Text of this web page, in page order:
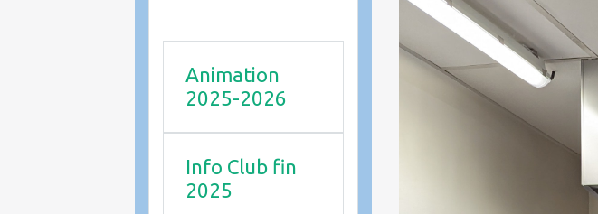
Animation
2025-2026
Info Club fin
2025